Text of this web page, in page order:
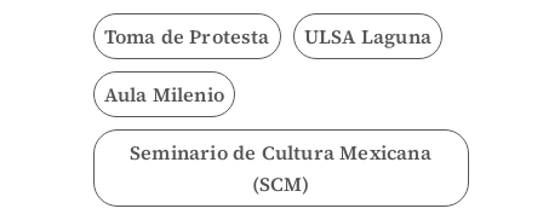
Toma de Protesta ULSA Laguna
Aula Milenio
Seminario de Cultura Mexicana
(SCM)